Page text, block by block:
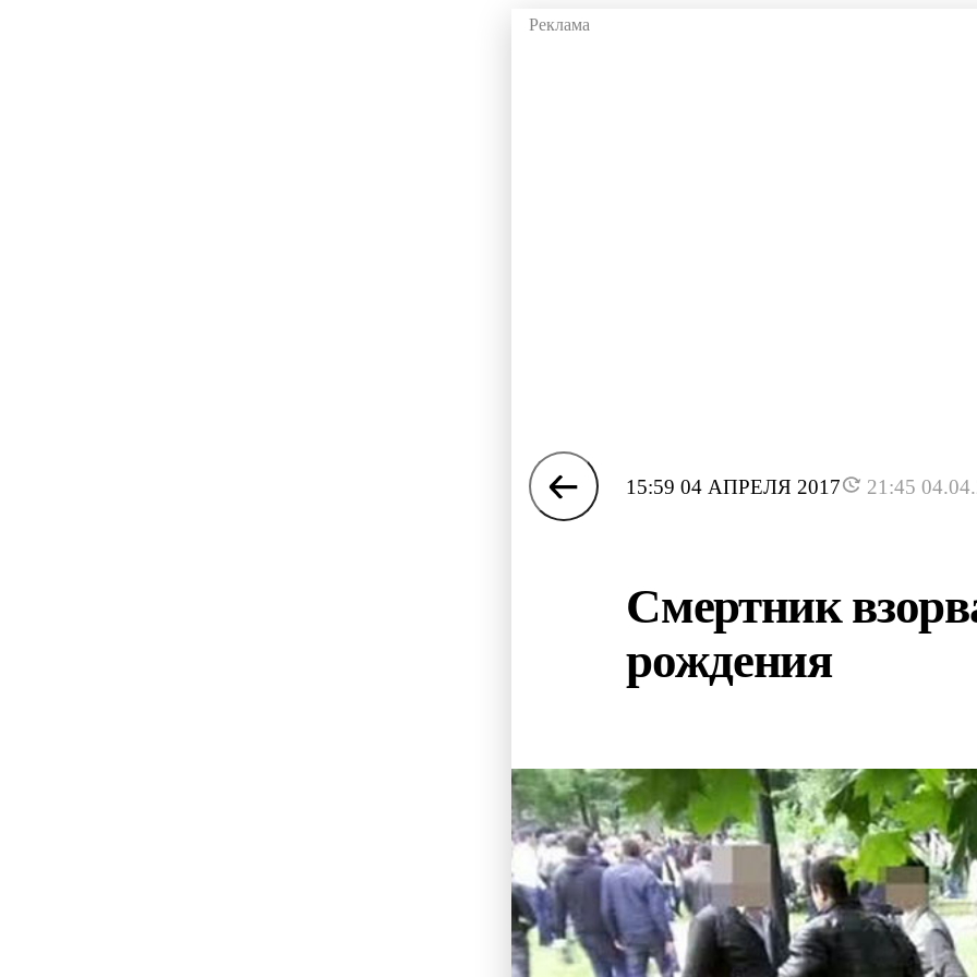
15:59 04 АПРЕЛЯ 2017 21:45
Смертник
рождения